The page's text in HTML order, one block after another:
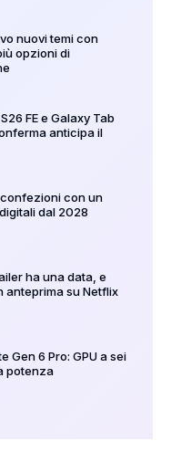
nuovi temi con
opzioni di
FE e Galaxy Tab
anticipa il
con un
dal 2028
ha una data, e
anteprima su Netflix
Gen 6 Pro: GPU a sei
potenza